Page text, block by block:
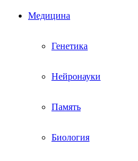
Медицина
Генетика
Нейронауки
Память
Биология